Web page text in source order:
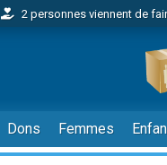
2 personnes viennent de
4 personnes viennent de nous
Il reste 49 places pour
23 personnes viennent de
Eva vient de donner son
Dons Femmes